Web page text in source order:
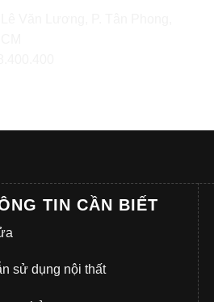
TIN CẦN BIẾT
sử dụng nội thất